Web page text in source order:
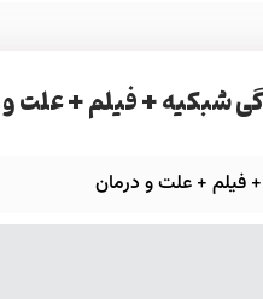
شبکیه + فیلم + علت و
فیلم + علت و درمان